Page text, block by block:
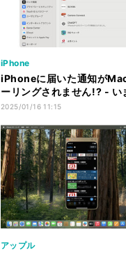
iPhone
iPhoneに届いた通知が
ーリングされません!? - い
聞けないiPhoneのなぜ
2025/01/16 11:15
アップル